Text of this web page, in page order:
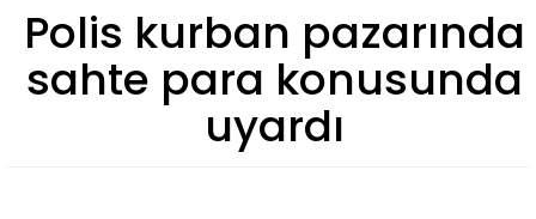
Polis kurban pazarında
sahte para konusunda
uyardı